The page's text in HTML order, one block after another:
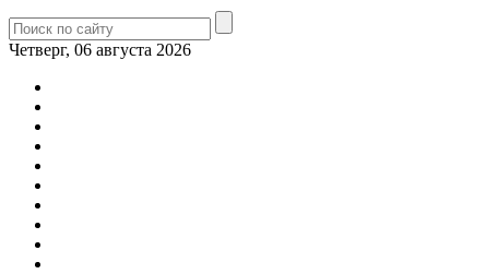
Четверг, 06 августа 2026